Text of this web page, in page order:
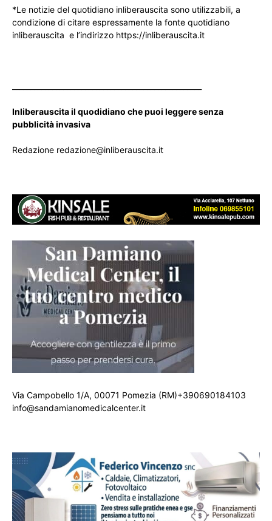
*Le notizie del quotidiano inliberauscita sono utilizzabili, a
condizione di citare espressamente la fonte quotidiano
inliberauscita e l’indirizzo https://inliberauscita.it
Inliberauscita il quodidiano che puoi leggere senza
pubblicità invasiva
Redazione redazione@inliberauscita.it
Via Campobello 1/A, 00071 Pomezia (RM)+390690184103
info@sandamianomedicalcenter.it